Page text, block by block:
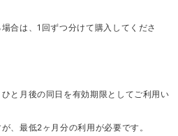
合は、1回ずつ分けて購入してくださ
と月後の同日を有効期限としてご利用い
最低2ヶ月分の利用が必要です。